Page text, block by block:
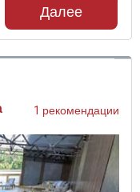
Далее
1 рекомендации